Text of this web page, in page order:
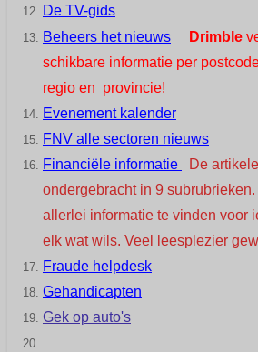
De TV-gids
Beheers het nieuws
Drimble
schik­bare in­for­matie per
regio en pro­vincie!
Evenement kalender
FNV alle sectoren nieuws
Financiële informatie
De
ondergebracht in 9
allerlei informatie te vinden voor
elk wat wils. Veel leesplezier
Fraude helpdesk
Gehandicapten
Gek op auto's